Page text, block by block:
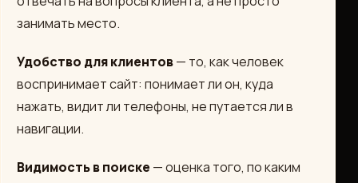
занимать место.
Удобство для клиентов— то, как человек
воспринимает сайт: понимает ли он, куда
нажать, видит ли телефоны, не путается ли в
навигации.
Видимость в поиске — оценка того, по каким